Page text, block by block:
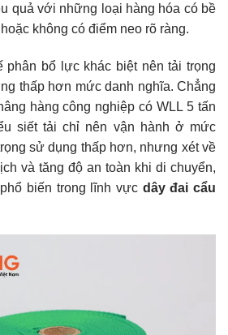
quả với những loại hàng hóa có bề
không có điểm neo rõ ràng.
phân bổ lực khác biệt nên tải trọng
thấp hơn mức danh nghĩa. Chẳng
hàng công nghiệp có WLL 5 tấn
siết tải chỉ nên vận hành ở mức
sử dụng thấp hơn, nhưng xét về
và tăng độ an toàn khi di chuyển,
biến trong lĩnh vực dây đai cẩu